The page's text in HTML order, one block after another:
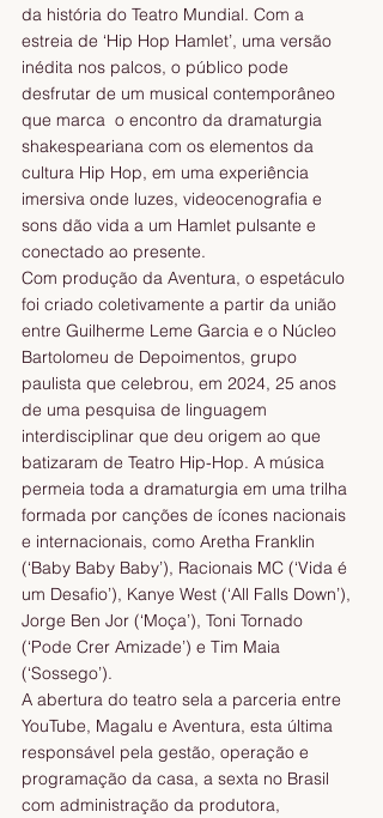
da história do Teatro Mundial. Com a
estreia de ‘Hip Hop Hamlet’, uma versão
inédita nos palcos, o público pode
desfrutar de um musical contemporâneo
que marca  o encontro da dramaturgia
shakespeariana com os elementos da
cultura Hip Hop, em uma experiência
imersiva onde luzes, videocenografia e
sons dão vida a um Hamlet pulsante e
conectado ao presente.
Com produção da Aventura, o espetáculo
foi criado coletivamente a partir da união
entre Guilherme Leme Garcia e o Núcleo
Bartolomeu de Depoimentos, grupo
paulista que celebrou, em 2024, 25 anos
de uma pesquisa de linguagem
interdisciplinar que deu origem ao que
batizaram de Teatro Hip-Hop. A música
permeia toda a dramaturgia em uma trilha
formada por canções de ícones nacionais
e internacionais, como Aretha Franklin
(‘Baby Baby Baby’), Racionais MC (‘Vida é
um Desafio’), Kanye West (‘All Falls Down’),
Jorge Ben Jor (‘Moça’), Toni Tornado
(‘Pode Crer Amizade’) e Tim Maia
(‘Sossego’).
A abertura do teatro sela a parceria entre
YouTube, Magalu e Aventura, esta última
responsável pela gestão, operação e
programação da casa, a sexta no Brasil
com administração da produtora,